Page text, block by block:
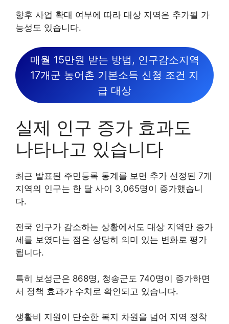
향후 사업 확대 여부에 따라 대상 지역은 추가될 가
능성도 있습니다.
매월 15만원 받는 방법, 인구감소지역
17개군 농어촌 기본소득 신청 조건 지
급 대상
실제 인구 증가 효과도
나타나고 있습니다
최근 발표된 주민등록 통계를 보면 추가 선정된 7개
지역의 인구는 한 달 사이 3,065명이 증가했습니
다.
전국 인구가 감소하는 상황에서도 대상 지역만 증가
세를 보였다는 점은 상당히 의미 있는 변화로 평가
됩니다.
특히 보성군은 868명, 청송군도 740명이 증가하면
서 정책 효과가 수치로 확인되고 있습니다.
생활비 지원이 단순한 복지 차원을 넘어 지역 정착